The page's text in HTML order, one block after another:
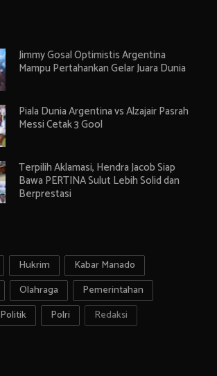
Jimmy Gosal Optimistis Argentina
Mampu Pertahankan Gelar Juara Dunia
Piala Dunia Argentina vs Alzajair Pasrah
Messi Cetak 3 Gool
Terpilih Aklamasi, Hendra Jacob Siap
Bawa PERTINA Sulut Lebih Solid dan
Berprestasi
Hukrim
Kabar Manado
Olahraga
Pemerintahan
Politik Polri Redaksi